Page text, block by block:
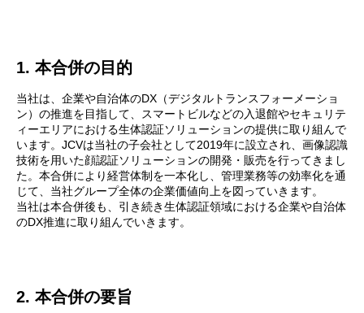
1. 本合併の目的
当社は、企業や自治体のDX（デジタルトランスフォーメーショ
ン）の推進を目指して、スマートビルなどの入退館やセキュリテ
ィーエリアにおける生体認証ソリューションの提供に取り組んで
います。JCVは当社の子会社として2019年に設立され、画像認識
技術を用いた顔認証ソリューションの開発・販売を行ってきまし
た。本合併により経営体制を一本化し、管理業務等の効率化を通
じて、当社グループ全体の企業価値向上を図っていきます。
当社は本合併後も、引き続き生体認証領域における企業や自治体
のDX推進に取り組んでいきます。
2. 本合併の要旨